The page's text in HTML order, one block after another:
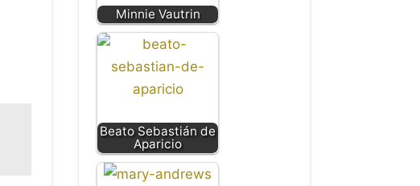
Minnie Vautrin
Beato Sebastián de
Aparicio